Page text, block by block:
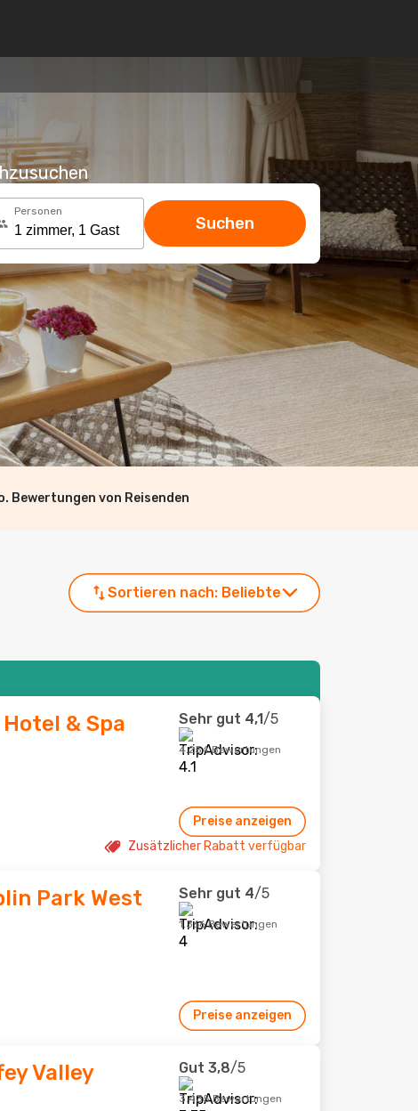
Personen
Suchen
Bewertungen von Reisenden
Sortieren nach: Beliebte
& Spa Sehr gut 4,1/5
4.254 Bewertungen
Preise anzeigen
Zusätzlicher Rabatt verfügbar
Park West Sehr gut 4/5
1.366 Bewertungen
Preise anzeigen
Valley Gut 3,8/5
3.435 Bewertungen